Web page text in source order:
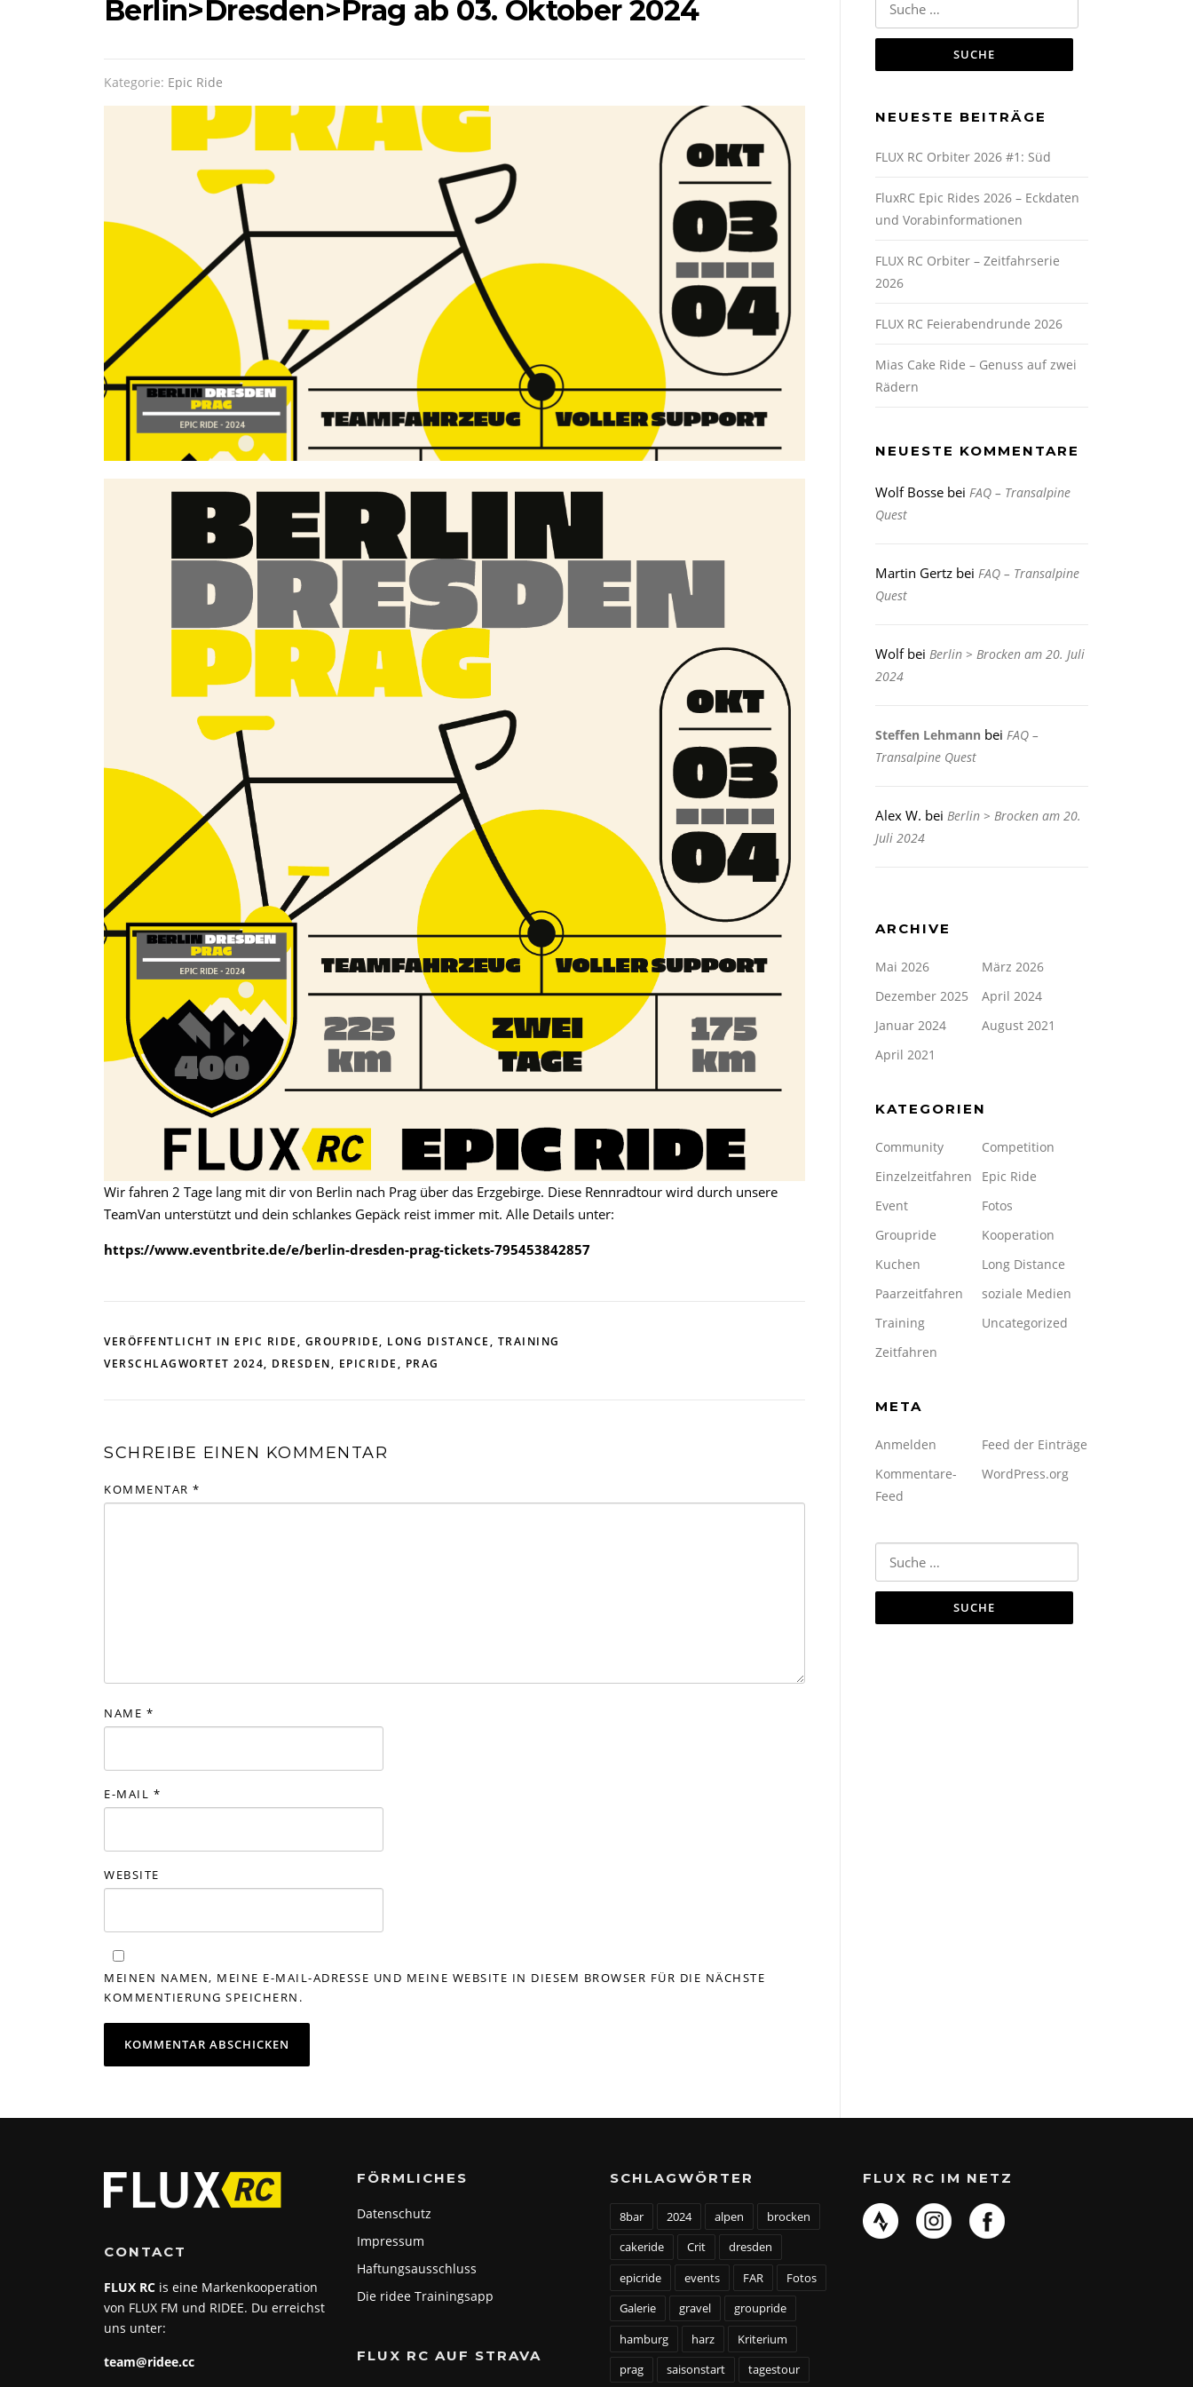
Berlin>Dresden>Prag ab 03. Oktober 2024
Kategorie: Epic Ride
Wir fahren 2 Tage lang mit dir von Berlin nach Prag über das Erzgebirge. Diese Rennradtour wird durch unsere
TeamVan unterstützt und dein schlankes Gepäck reist immer mit. Alle Details unter:
https://www.eventbrite.de/e/berlin-dresden-prag-tickets-795453842857
VERÖFFENTLICHT IN EPIC RIDE, GROUPRIDE, LONG DISTANCE, TRAINING
VERSCHLAGWORTET 2024, DRESDEN, EPICRIDE, PRAG
SCHREIBE EINEN KOMMENTAR
KOMMENTAR *
NAME *
E-MAIL *
WEBSITE
MEINEN NAMEN, MEINE E-MAIL-ADRESSE UND MEINE WEBSITE IN DIESEM BROWSER FÜR DIE NÄCHSTE
KOMMENTIERUNG SPEICHERN.
NEUESTE BEITRÄGE
FLUX RC Orbiter 2026 #1: Süd
FluxRC Epic Rides 2026 – Eckdaten
und Vorabinformationen
FLUX RC Orbiter – Zeitfahrserie
2026
FLUX RC Feierabendrunde 2026
Mias Cake Ride – Genuss auf zwei
Rädern
NEUESTE KOMMENTARE
Wolf Bosse bei FAQ – Transalpine
Quest
Martin Gertz bei FAQ – Transalpine
Quest
Wolfbei Berlin > Brocken am 20. Juli
2024
Steffen Lehmann bei FAQ –
Transalpine Quest
Alex W. bei Berlin > Brocken am 20.
Juli 2024
ARCHIVE
Mai 2026
März 2026
Dezember 2025
April 2024
Januar 2024
August 2021
April 2021
KATEGORIEN
Community
Competition
Einzelzeitfahren
Epic Ride
Event
Fotos
Groupride
Kooperation
Kuchen
Long Distance
Paarzeitfahren
soziale Medien
Training
Uncategorized
Zeitfahren
META
Anmelden
Feed der Einträge
Kommentare-
Feed
WordPress.org
CONTACT
FLUX RC is eine Markenkooperation
von FLUX FM und RIDEE. Du erreichst
uns unter:
team@ridee.cc
FÖRMLICHES
Datenschutz
Impressum
Haftungsausschluss
Die ridee Trainingsapp
FLUX RC AUF STRAVA
SCHLAGWÖRTER
8bar 2024 alpen
brocken
cakeride
Crit
dresden
epicride
events FAR
Fotos
Galerie
gravel
groupride
hamburg
harz
Kriterium
prag
saisonstart tagestour
FLUX RC IM NETZ